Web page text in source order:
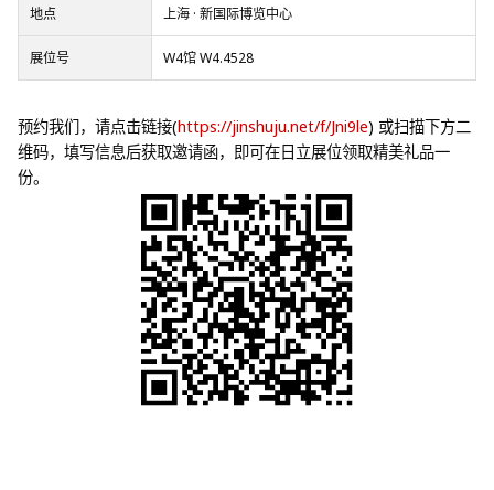
地点 上海 · 新国际博览中心
展位号 W4馆 W4.4528
预约我们，请点击链接(https://jinshuju.net/f/Jni9le) 或扫描下方二
维码，填写信息后获取邀请函，即可在日立展位领取精美礼品一
份。